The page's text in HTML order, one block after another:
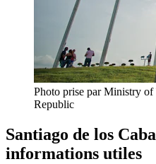
Photo prise par Ministry
Republic
Santiago de los
informations utiles